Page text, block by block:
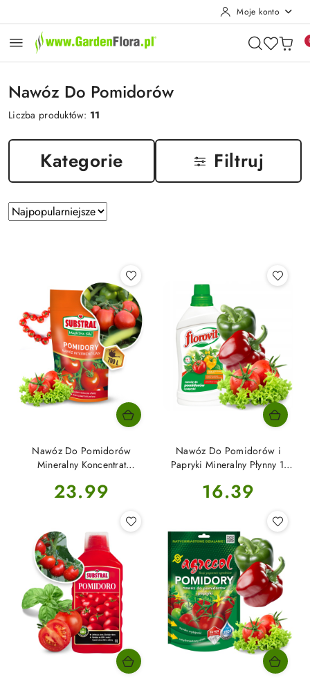
Moje konto
Nawóz Do Pomidorów
Liczba produktów: 11
Kategorie Filtruj
Zastosowano
sortowanie:
Sortuj
według
Nawóz Do Pomidorów
Mineralny Koncentrat
Siła Substral
Cena:
23.99
Nawóz Do Pomidorów i
Papryki Mineralny Płynny 1l
Cena:
16.39